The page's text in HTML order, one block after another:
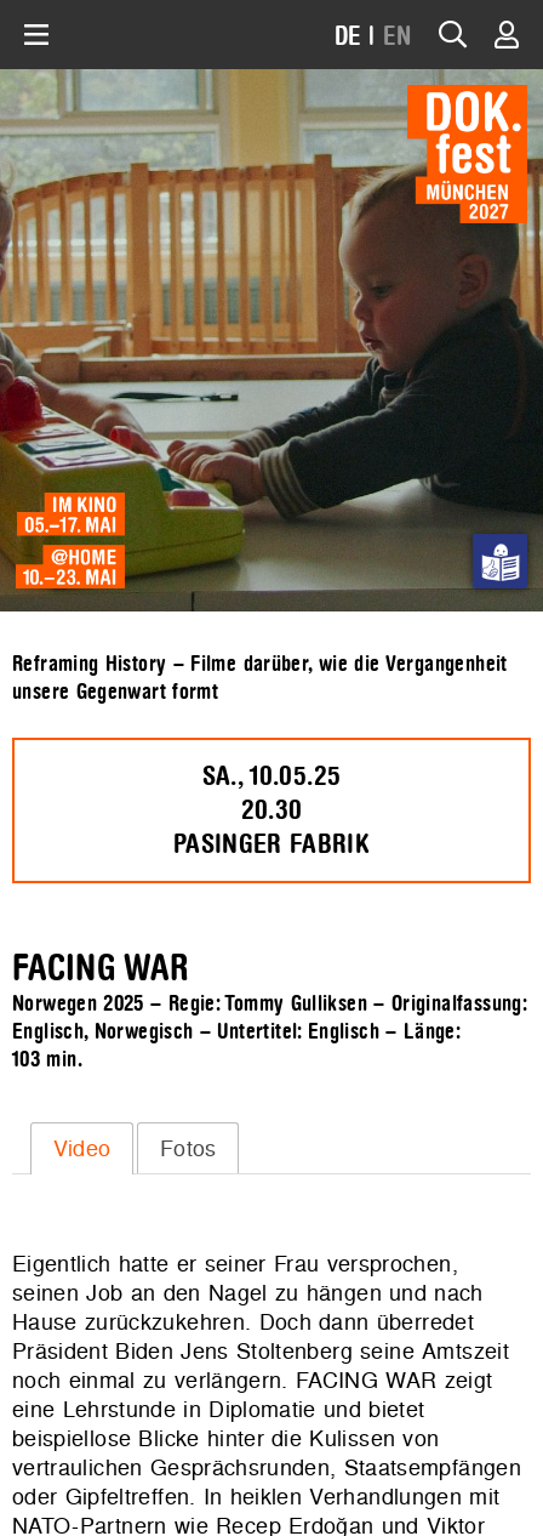
DE | EN
Reframing History – Filme darüber, wie die Vergangenheit
unsere Gegenwart formt
SA., 10.05.25
20.30
PASINGER FABRIK
FACING WAR
Norwegen 2025 – Regie: Tommy Gulliksen – Originalfassung:
Englisch, Norwegisch – Untertitel: Englisch – Länge:
103 min.
Video Fotos
Eigentlich hatte er seiner Frau versprochen,
seinen Job an den Nagel zu hängen und nach
Hause zurückzukehren. Doch dann überredet
Präsident Biden Jens Stoltenberg seine Amtszeit
noch einmal zu verlängern. FACING WAR zeigt
eine Lehrstunde in Diplomatie und bietet
beispiellose Blicke hinter die Kulissen von
vertraulichen Gesprächsrunden, Staatsempfängen
oder Gipfeltreffen. In heiklen Verhandlungen mit
NATO-Partnern wie Recep Erdoğan und Viktor